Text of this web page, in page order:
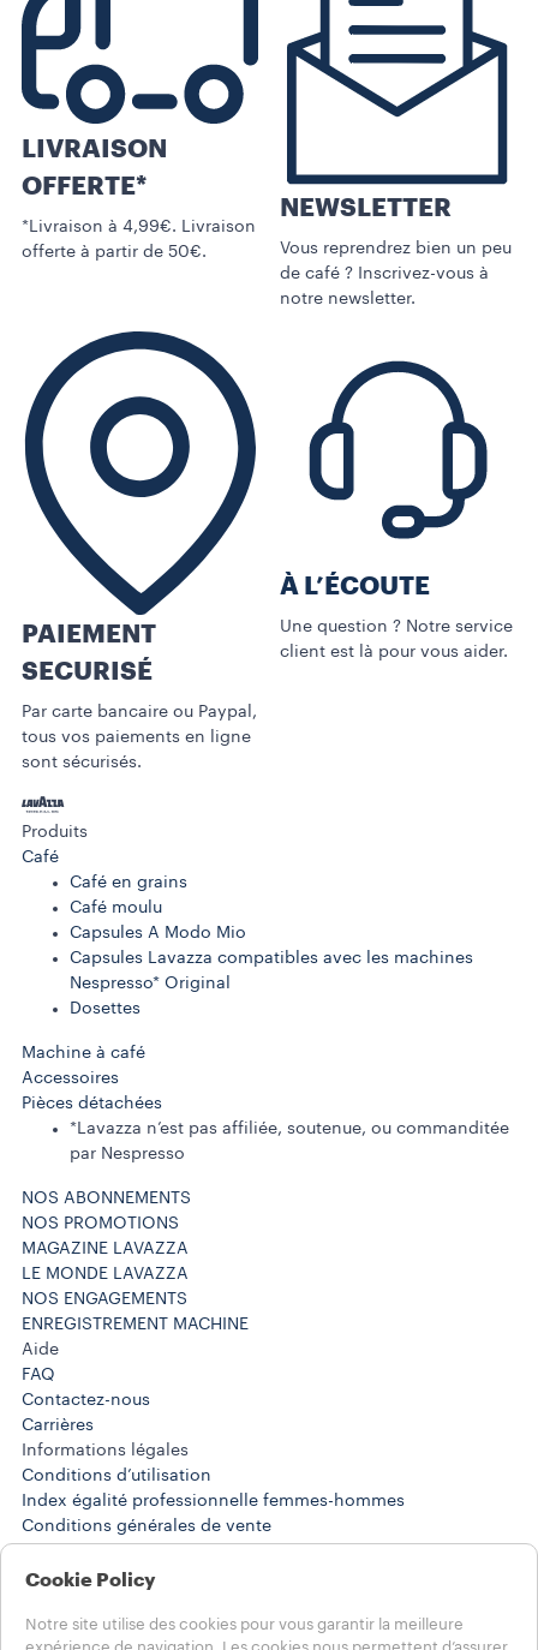
LIVRAISON
OFFERTE*
*Livraison à 4,99€. Livraison
offerte à partir de 50€.
NEWSLETTER
Vous reprendrez bien un peu
de café ? Inscrivez-vous à
notre newsletter.
PAIEMENT
SECURISÉ
Par carte bancaire ou Paypal,
tous vos paiements en ligne
sont sécurisés.
À L’ÉCOUTE
Une question ? Notre service
client est là pour vous aider.
Produits
Café
Café en grains
Café moulu
Capsules A Modo Mio
Capsules Lavazza compatibles avec les machines
Nespresso* Original
Dosettes
Machine à café
Accessoires
Pièces détachées
*Lavazza n’est pas affiliée, soutenue, ou commanditée
par Nespresso
NOS ABONNEMENTS
NOS PROMOTIONS
MAGAZINE LAVAZZA
LE MONDE LAVAZZA
NOS ENGAGEMENTS
ENREGISTREMENT MACHINE
Aide
FAQ
Contactez-nous
Carrières
Informations légales
Conditions d’utilisation
Index égalité professionnelle femmes-hommes
Conditions générales de vente
Résiliation d’abonnement ou commande standard
Cookie Policy
Notre site utilise des cookies pour vous garantir la meilleure